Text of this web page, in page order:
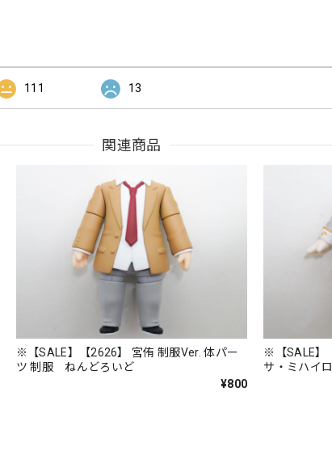
111 13
関連商品
※【SALE】【2626】 宮侑 制服Ver. 体パー
ツ 制服 ねんどろいど
¥800
※【SALE】
サ・ミハイ